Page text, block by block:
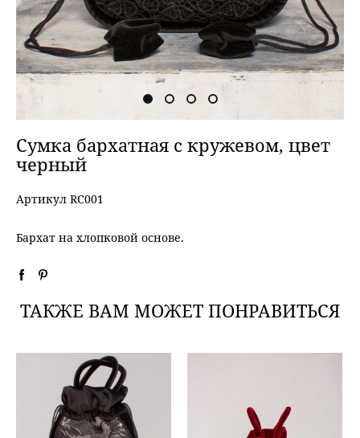
Сумка бархатная с кружевом, цвет
черный
Артикул RC001
Бархат на хлопковой основе.
ТАКЖЕ ВАМ МОЖЕТ ПОНРАВИТЬСЯ